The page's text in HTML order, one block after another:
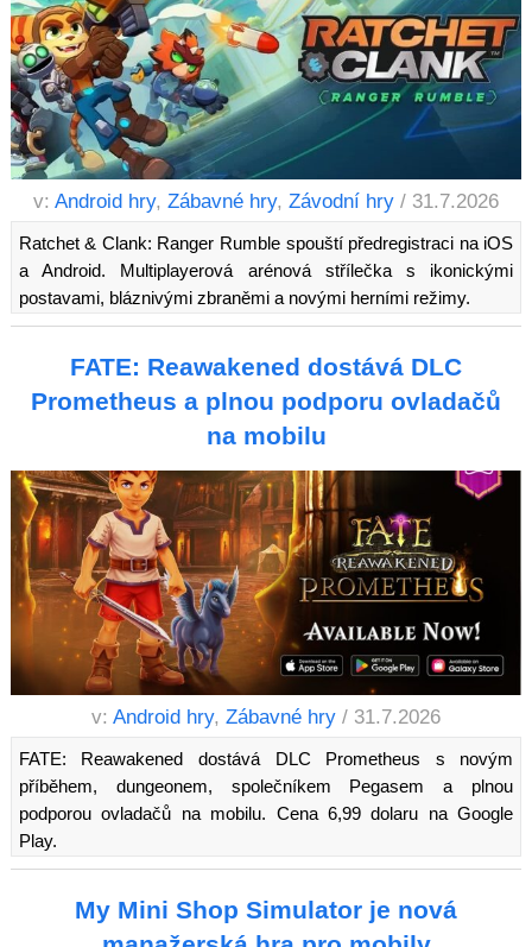
v: Android hry, Zábavné hry, Závodní hry / 31.7.2026
Ratchet & Clank: Ranger Rumble spouští předregistraci na iOS
a Android. Multiplayerová arénová střílečka s ikonickými
postavami, bláznivými zbraněmi a novými herními režimy.
FATE: Reawakened dostává DLC
Prometheus a plnou podporu ovladačů
na mobilu
v: Android hry, Zábavné hry / 31.7.2026
FATE: Reawakened dostává DLC Prometheus s novým
příběhem, dungeonem, společníkem Pegasem a plnou
podporou ovladačů na mobilu. Cena 6,99 dolaru na Google
Play.
My Mini Shop Simulator je nová